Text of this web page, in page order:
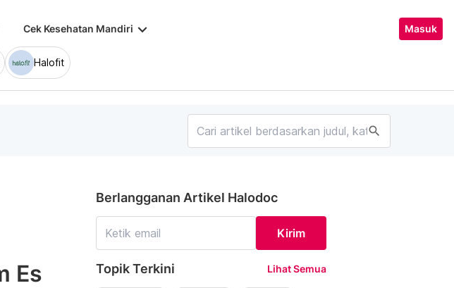
Cek Kesehatan Mandiri keyboard_arrow_down Masuk
Halofit
search
Es
Berlangganan Artikel Halodoc
Kirim
Topik Terkini Lihat Semua